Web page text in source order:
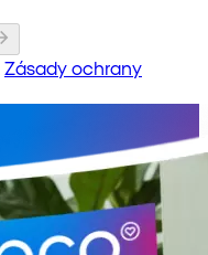
Zásady ochrany